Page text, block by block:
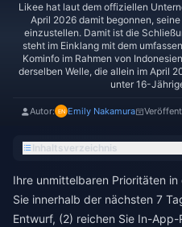
Likee hat laut dem offiziellen
April 2026 damit begonnen,
einzustellen. Damit ist die
steht im Einklang mit dem
Kominfo im Rahmen von
derselben Welle, die allein im April
unter 16-
Autor: Emily Nakamura
Inhaltsverzeichnis
Ihre unmittelbaren Prioritäten
Sie innerhalb der nächsten 7
Entwurf, (2) reichen Sie In-